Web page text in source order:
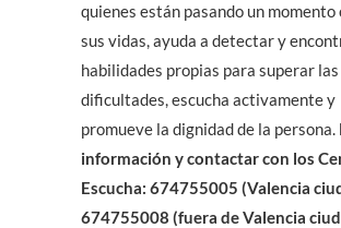
quienes están pasando un
sus vidas, ayuda a detectar y
habilidades propias para superar las
dificultades, escucha activamente y
promueve la dignidad de la persona.
información y contactar con los
Escucha: 674755005 (Valencia
674755008 (fuera de Valencia